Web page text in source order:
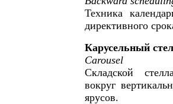
Техника
директивного
Карусельный
Carousel
Складской
вокруг
ярусов.